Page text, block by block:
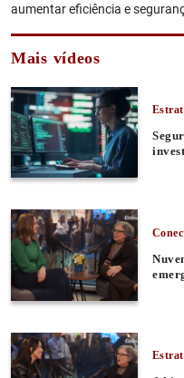
aumentar eficiência e
Mais vídeos